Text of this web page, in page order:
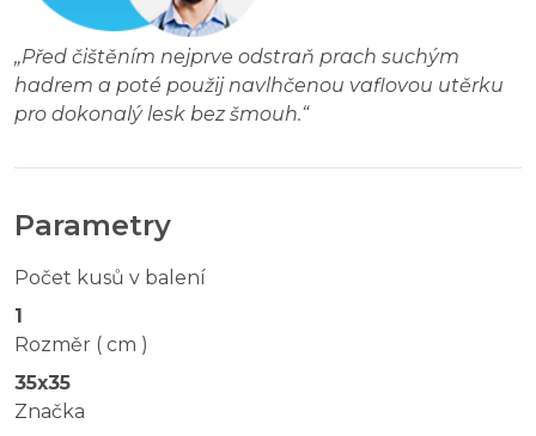
„Před čištěním nejprve odstraň prach suchým
hadrem a poté použij navlhčenou vaflovou utěrku
pro dokonalý lesk bez šmouh.“
Parametry
Počet kusů v balení
1
Rozměr ( cm )
35x35
Značka